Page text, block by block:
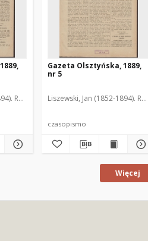
Red.
Gazeta Olsztyńska, 1889,
nr 5
Liszewski, Jan (1852-1894). Red.
czasopismo
Więcej